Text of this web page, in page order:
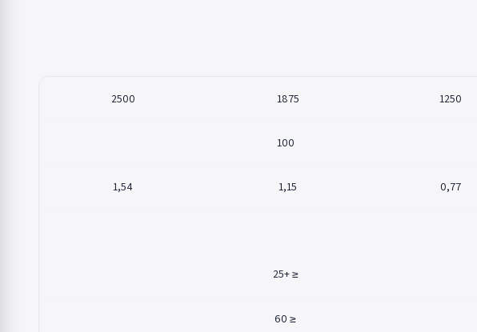
1250
1875
2500
100
0,77
1,15
1,54
≤ +25
≤ 60